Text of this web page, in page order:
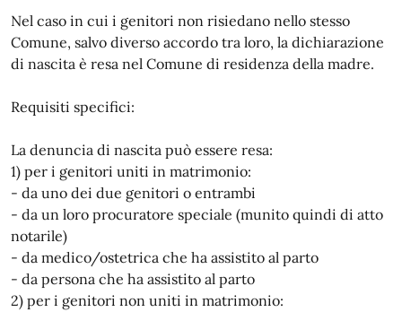
Nel caso in cui i genitori non risiedano nello stesso
Comune, salvo diverso accordo tra loro, la dichiarazione
di nascita è resa nel Comune di residenza della madre.
Requisiti specifici:
La denuncia di nascita può essere resa:
1) per i genitori uniti in matrimonio:
- da uno dei due genitori o entrambi
- da un loro procuratore speciale (munito quindi di atto
notarile)
- da medico/ostetrica che ha assistito al parto
- da persona che ha assistito al parto
2) per i genitori non uniti in matrimonio: